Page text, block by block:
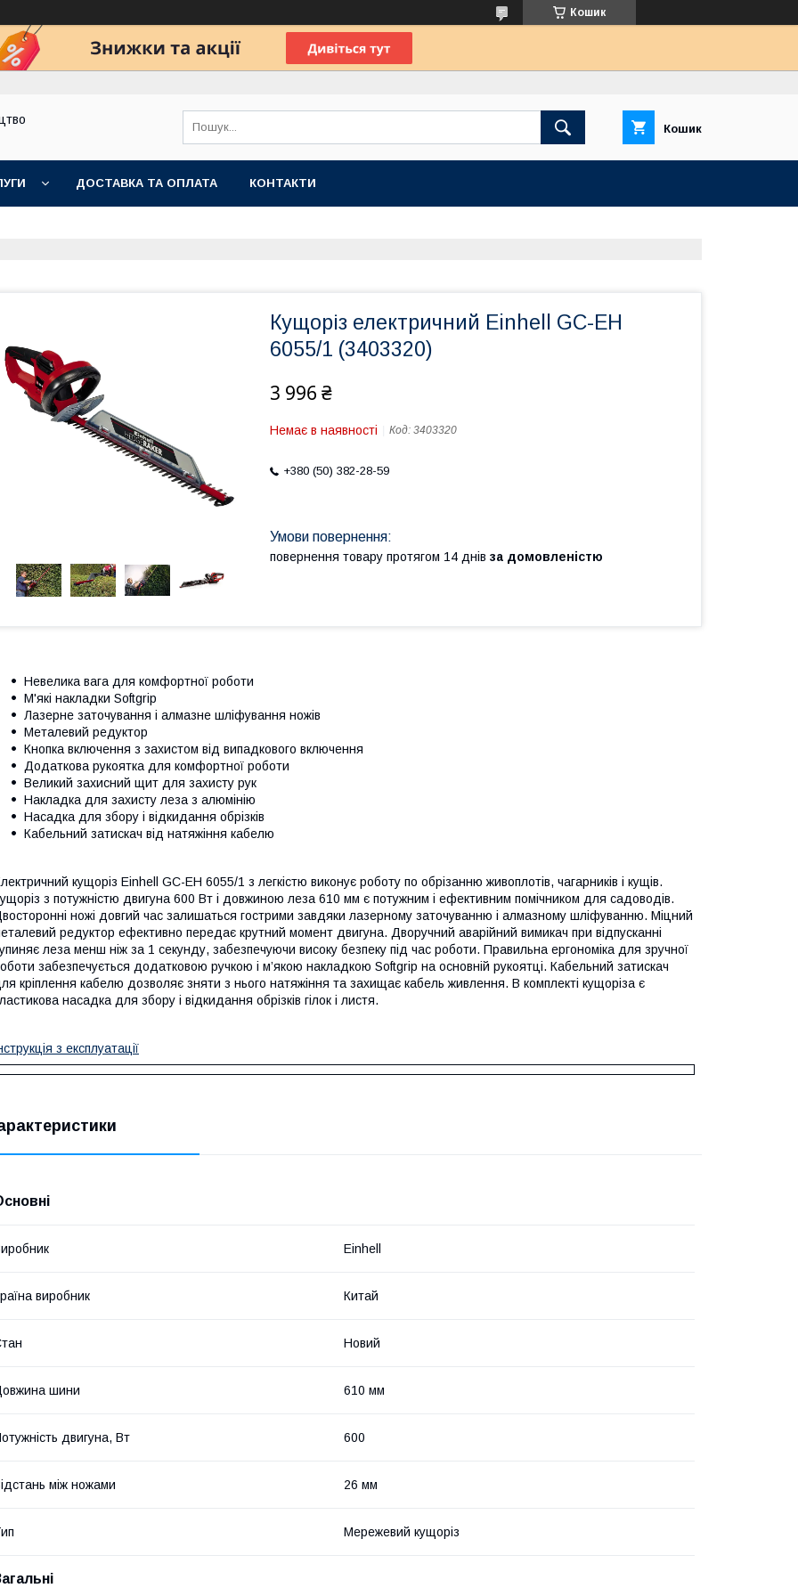
Кошик
Кошик
ДОСТАВКА ТА ОПЛАТА КОНТАКТИ
Кущоріз електричний Einhell GC-EH
6055/1 (3403320)
3 996 ₴
Немає в наявності Код: 3403320
+380 (50) 382-28-59
повернення товару протягом 14 днів за домовленістю
Невелика вага для комфортної роботи
М'які накладки Softgrip
Лазерне заточування і алмазне шліфування ножів
Металевий редуктор
Кнопка включення з захистом від випадкового включення
Додаткова рукоятка для комфортної роботи
Великий захисний щит для захисту рук
Накладка для захисту леза з алюмінію
Насадка для збору і відкидання обрізків
Кабельний затискач від натяжіння кабелю
кущоріз Einhell GC-EH 6055/1 з легкістю виконує роботу по обрізанню живоплотів, чагарників і кущів.
з потужністю двигуна 600 Вт і довжиною леза 610 мм є потужним і ефективним помічником для садоводів.
ножі довгий час залишаться гострими завдяки лазерному заточуванню і алмазному шліфуванню. Міцний
редуктор ефективно передає крутний момент двигуна. Дворучний аварійний вимикач при відпусканні
леза менш ніж за 1 секунду, забезпечуючи високу безпеку під час роботи. Правильна ергономіка для зручної
забезпечується додатковою ручкою і м’якою накладкою Softgrip на основній рукоятці. Кабельний затискач
кріплення кабелю дозволяє зняти з нього натяжіння та захищає кабель живлення. В комплекті кущоріза є
насадка для збору і відкидання обрізків гілок і листя.
з експлуатації
Einhell
виробник Китай
Новий
шини 610 мм
двигуна, Вт 600
між ножами 26 мм
Мережевий кущоріз